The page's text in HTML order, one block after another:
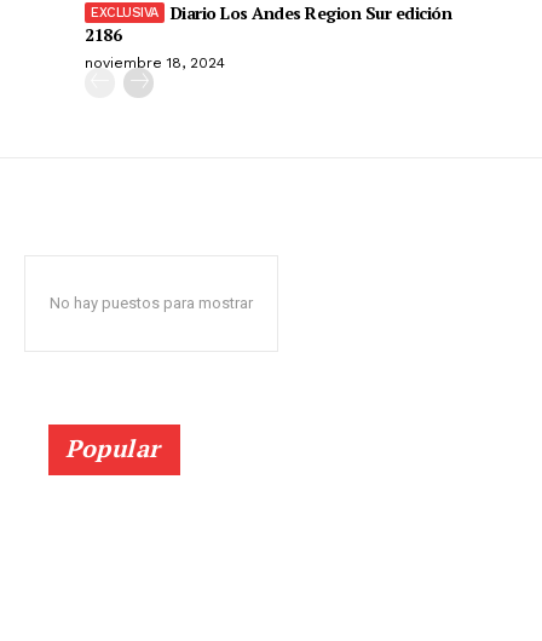
Diario Los Andes Region Sur edición
2186
noviembre 18, 2024
No hay puestos para mostrar
Popular